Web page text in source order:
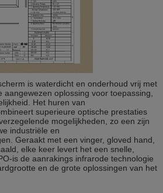
is waterdicht en onderhoud vrij met
oplossing voor toepassing,
Het huren van
superieure optische prestaties
mogelijkheden, zo een zijn
industriële en
Geraakt met een vinger, gloved hand,
elke keer levert het een snelle,
is de aanrakings infrarode technologie
en de grote oplossingen van het